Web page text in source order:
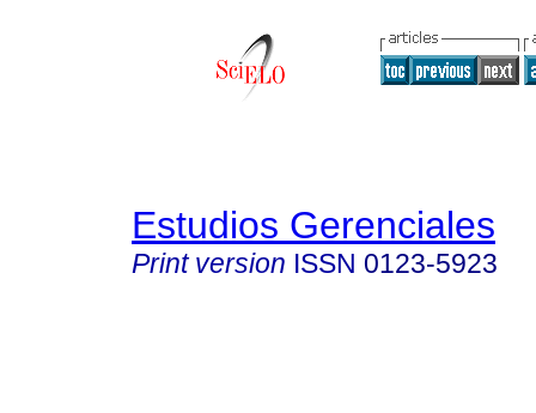
Estudios Gerenciales
Print version ISSN 0123-5923